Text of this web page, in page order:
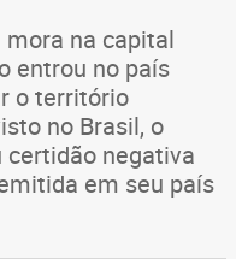
mora na capital
entrou no país
o território
no Brasil, o
negativa
em seu país